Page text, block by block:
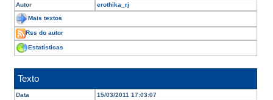
Autor erothika_rj
Mais textos
Rss do autor
Estatísticas
Texto
Data
15/03/2011 17:03:07